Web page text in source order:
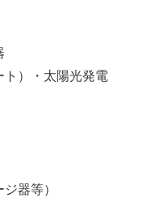
ト）・太陽光発電
器等）